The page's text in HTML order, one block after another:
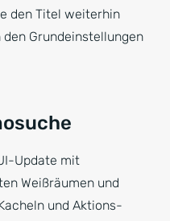
den Titel weiterhin
Grundeinstellungen
Update mit
Weißräumen und
und Aktions-